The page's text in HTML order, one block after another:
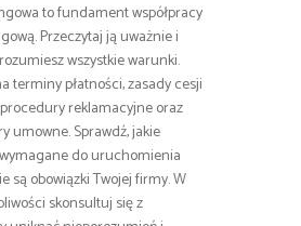
to fundament współpracy
Przeczytaj ją uważnie i
wszystkie warunki.
terminy płatności, zasady cesji
reklamacyjne oraz
umowne. Sprawdź, jakie
do uruchomienia
są obowiązki Twojej firmy. W
skonsultuj się z